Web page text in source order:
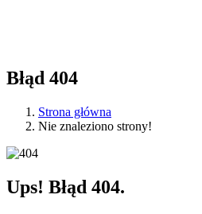
Błąd 404
Strona główna
Nie znaleziono strony!
Ups! Błąd 404.